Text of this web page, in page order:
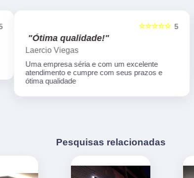
☆☆☆☆☆
"nota 10!"
Gilberto Yakir
Equipe nota 10
Pesquisas relacionadas